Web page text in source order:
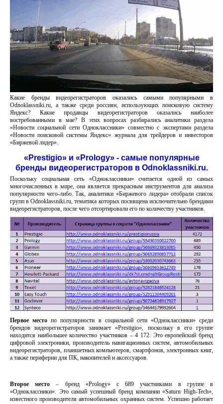
Какие бренды видеорегистраторов оказались самыми популярными в
Odnoklassniki.ru, а также среди россиян, использующих поисковую систему
Яндекс? Какие продавцы видеорегистраторов оказались наиболее
востребованными в мае? В этих вопросах разбирались аналитики раздела
«Новости социальной сети Одноклассники» совместно с экспертами раздела
«Новости поисковой системы Яндекс» журнала для трейдеров и инвесторов
«Биржевой лидер».
«Prestigio» и «Prology» - самые популярные
бренды видеорегистраторов в Odnoklassniki.ru.
Поскольку социальная сеть «Одноклассники» считается одной из самых
многочисленных в мире, она является прекрасным инструментов для анализа
популярности чего-либо. Так, аналитики «Биржевого лидера» отобрали список
групп в Odnoklassniki.ru, тематика которых посвящена исключительно брендами
видеорегистраторов, после чего отсортировали его по количеству участников.
Первое место по популярности в социальной сети «Одноклассники» среди
брендов видеорегистраторов занимает «Prestigio», поскольку в его группе
находится наибольшее количество участников – 4 172. Это европейский бренд
цифровой электроники, производитель навигационных систем, автомобильных
видеорегистраторов, планшетных компьютеров, смартфонов, электронных книг,
а также периферии для ПК, накопителей и аксессуаров.
Второе место – бренд «Prology» с 689 участниками в группе в
«Одноклассники». Это самый успешный бренд компании «Saturn High-Tech»,
известного производителя автомобильных охранных систем. Успешно работает